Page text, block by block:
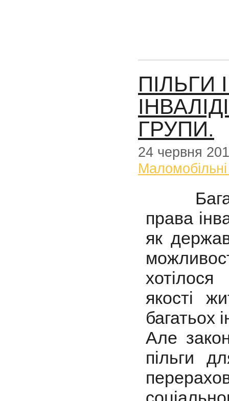
ПІЛЬГИ
ГРУПИ.
24 червня
права
як
якості
багатьох
Але
пільги